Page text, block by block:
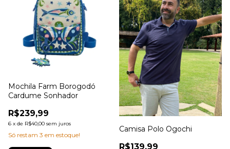
Mochila Farm Borogodó
Cardume Sonhador
R$239,99
6 x de R$40,00 sem juros
Só restam 3 em estoque!
Camisa Polo Ogochi
R$139,99